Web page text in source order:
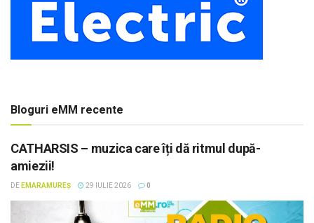
Bloguri eMM recente
CATHARSIS – muzica care îți dă ritmul după-
amiezii!
DE EMARAMUREȘ 29 IULIE 2026 0